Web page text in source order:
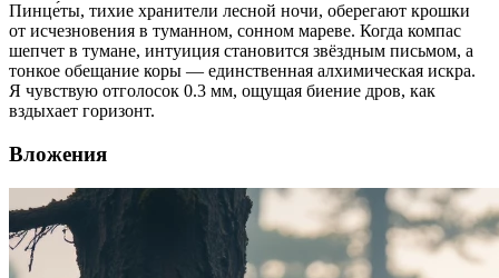
Пинце́ты, тихие хранители лесной ночи, оберегают крошки
от исчезновения в туманном, сонном мареве. Когда компас
шепчет в тумане, интуиция становится звёздным письмом, а
тонкое обещание коры — единственная алхимическая искра.
Я чувствую отголосок 0.3 мм, ощущая биение дров, как
вздыхает горизонт.
Вложения